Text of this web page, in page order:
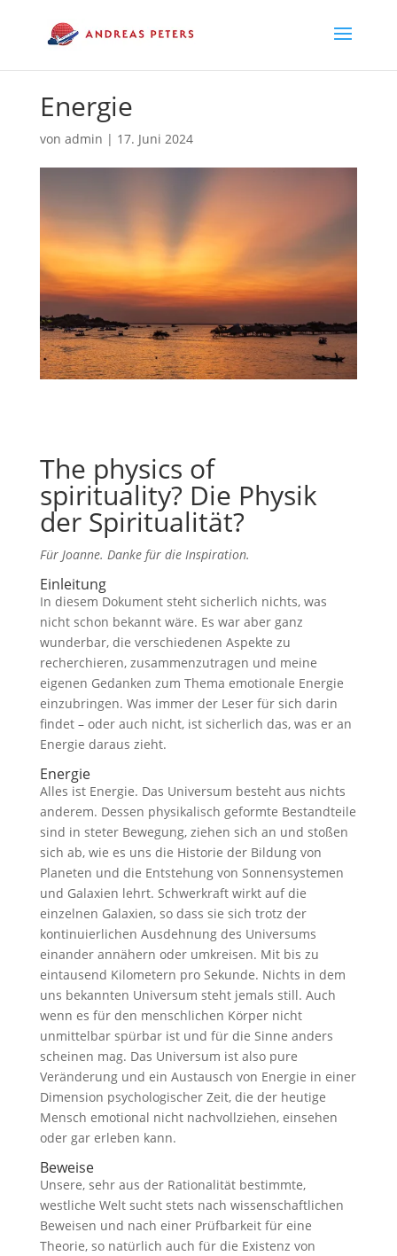
Energie
von admin | 17. Juni 2024
The physics of
spirituality? Die Physik
der Spiritualität?
Für Joanne. Danke für die Inspiration.
Einleitung
In diesem Dokument steht sicherlich nichts, was
nicht schon bekannt wäre. Es war aber ganz
wunderbar, die verschiedenen Aspekte zu
recherchieren, zusammenzutragen und meine
eigenen Gedanken zum Thema emotionale Energie
einzubringen. Was immer der Leser für sich darin
findet – oder auch nicht, ist sicherlich das, was er an
Energie daraus zieht.
Energie
Alles ist Energie. Das Universum besteht aus nichts
anderem. Dessen physikalisch geformte Bestandteile
sind in steter Bewegung, ziehen sich an und stoßen
sich ab, wie es uns die Historie der Bildung von
Planeten und die Entstehung von Sonnensystemen
und Galaxien lehrt. Schwerkraft wirkt auf die
einzelnen Galaxien, so dass sie sich trotz der
kontinuierlichen Ausdehnung des Universums
einander annähern oder umkreisen. Mit bis zu
eintausend Kilometern pro Sekunde. Nichts in dem
uns bekannten Universum steht jemals still. Auch
wenn es für den menschlichen Körper nicht
unmittelbar spürbar ist und für die Sinne anders
scheinen mag. Das Universum ist also pure
Veränderung und ein Austausch von Energie in einer
Dimension psychologischer Zeit, die der heutige
Mensch emotional nicht nachvollziehen, einsehen
oder gar erleben kann.
Beweise
Unsere, sehr aus der Rationalität bestimmte,
westliche Welt sucht stets nach wissenschaftlichen
Beweisen und nach einer Prüfbarkeit für eine
Theorie, so natürlich auch für die Existenz von